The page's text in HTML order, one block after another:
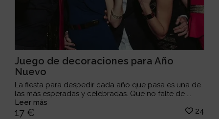
Juego de decoraciones para Año
Nuevo
La fiesta para despedir cada año que pasa es una de
las más esperadas y celebradas. Que no falte de ...
Leer más
17 € 24